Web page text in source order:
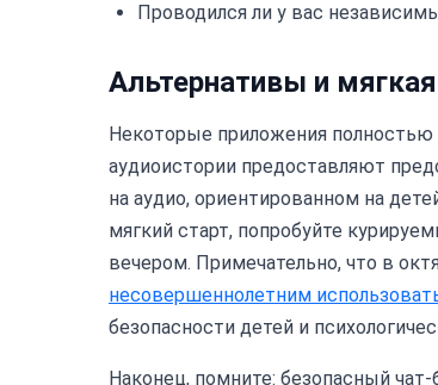
Проводился ли у вас
Альтернативы и
Некоторые приложения полностью
аудиоистории предоставляют
на аудио, ориентированном на
мягкий старт, попробуйте
вечером. Примечательно, что в
несовершеннолетним
безопасности детей и
Наконец, помните: безопасный